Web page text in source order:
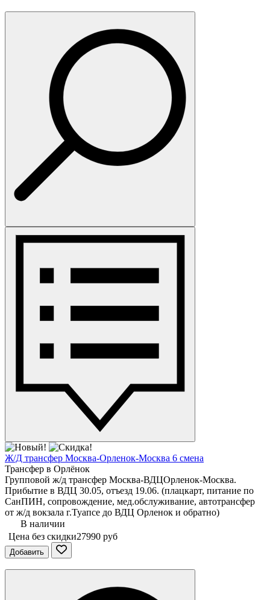
Ж/Д трансфер Москва-Орленок-Москва 6 смена
Трансфер в Орлёнок
Групповой ж/д трансфер Москва-ВДЦОрленок-Москва.
Прибытие в ВДЦ 30.05, отъезд 19.06. (плацкарт, питание по
СанПИН, сопровождение, мед.обслуживание, автотрансфер
от ж/д вокзала г.Туапсе до ВДЦ Орленок и обратно)
В наличии
Цена без скидки27990 руб
Добавить